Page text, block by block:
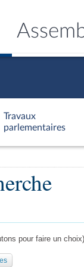
Travaux
parlementaires
pour faire un choix)